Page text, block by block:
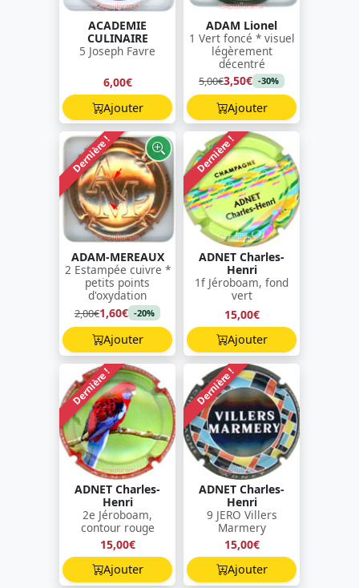
ACADEMIE
CULINAIRE
5 Joseph Favre
6,00€
Ajouter
ADAM Lionel
1 Vert foncé * visuel
légèrement
décentré
5,00€3,50€ -30%
Ajouter
Dernière !
ADAM-MEREAUX
2 Estampée cuivre *
petits points
d'oxydation
2,00€1,60€ -20%
Ajouter
Dernière !
ADNET Charles-
Henri
1f Jéroboam, fond
vert
15,00€
Ajouter
Dernière !
ADNET Charles-
Henri
2e Jéroboam,
contour rouge
15,00€
Ajouter
Dernière !
ADNET Charles-
Henri
9 JERO Villers
Marmery
15,00€
Ajouter